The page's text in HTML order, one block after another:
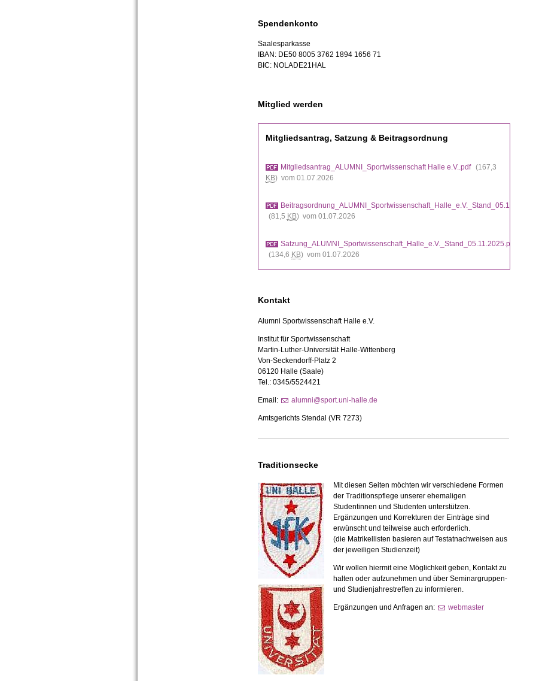
Spendenkonto
Saalesparkasse
IBAN: DE50 8005 3762 1894 1656 71
BIC: NOLADE21HAL
Mitglied werden
Mitgliedsantrag, Satzung & Beitragsordnung
Mitgliedsantrag_ALUMNI_Sportwissenschaft Halle e.V..pdf (167,3
KB) vom 01.07.2026
(81,5 KB) vom 01.07.2026
Satzung_ALUMNI_Sportwissenschaft_Halle_e.V._Stand_05.11.2025.pdf
(134,6 KB) vom 01.07.2026
Kontakt
Alumni Sportwissenschaft Halle e.V.
Institut für Sportwissenschaft
Martin-Luther-Universität Halle-Wittenberg
Von-Seckendorff-Platz 2
06120 Halle (Saale)
Tel.: 0345/5524421
Email: alumni@sport.uni-halle.de
Amtsgerichts Stendal (VR 7273)
Traditionsecke
Mit diesen Seiten möchten wir verschiedene Formen
der Traditionspflege unserer ehemaligen
Studentinnen und Studenten unterstützen.
Ergänzungen und Korrekturen der Einträge sind
erwünscht und teilweise auch erforderlich.
(die Matrikellisten basieren auf Testatnachweisen aus
der jeweiligen Studienzeit)
Wir wollen hiermit eine Möglichkeit geben, Kontakt zu
halten oder aufzunehmen und über Seminargruppen-
und Studienjahrestreffen zu informieren.
Ergänzungen und Anfragen an: webmaster